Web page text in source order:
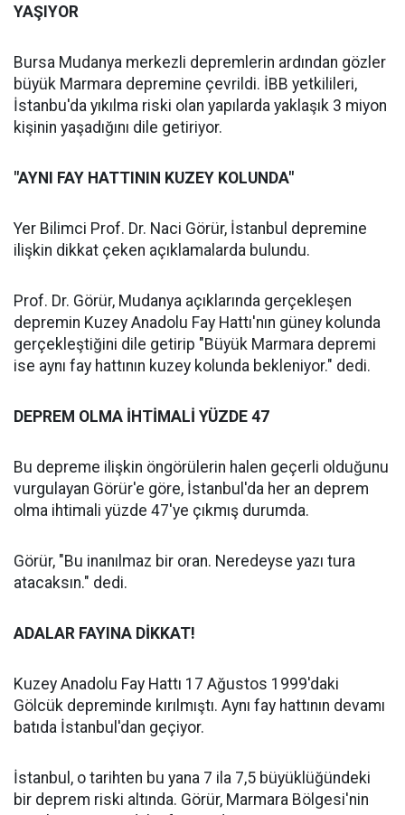
YAŞIYOR
Bursa Mudanya merkezli depremlerin ardından gözler
büyük Marmara depremine çevrildi. İBB yetkilileri,
İstanbu'da yıkılma riski olan yapılarda yaklaşık 3 miyon
kişinin yaşadığını dile getiriyor.
"AYNI FAY HATTININ KUZEY KOLUNDA"
Yer Bilimci Prof. Dr. Naci Görür, İstanbul depremine
ilişkin dikkat çeken açıklamalarda bulundu.
Prof. Dr. Görür, Mudanya açıklarında gerçekleşen
depremin Kuzey Anadolu Fay Hattı'nın güney kolunda
gerçekleştiğini dile getirip "Büyük Marmara depremi
ise aynı fay hattının kuzey kolunda bekleniyor." dedi.
DEPREM OLMA İHTİMALİ YÜZDE 47
Bu depreme ilişkin öngörülerin halen geçerli olduğunu
vurgulayan Görür'e göre, İstanbul'da her an deprem
olma ihtimali yüzde 47'ye çıkmış durumda.
Görür, "Bu inanılmaz bir oran. Neredeyse yazı tura
atacaksın." dedi.
ADALAR FAYINA DİKKAT!
Kuzey Anadolu Fay Hattı 17 Ağustos 1999'daki
Gölcük depreminde kırılmıştı. Aynı fay hattının devamı
batıda İstanbul'dan geçiyor.
İstanbul, o tarihten bu yana 7 ila 7,5 büyüklüğündeki
bir deprem riski altında. Görür, Marmara Bölgesi'nin